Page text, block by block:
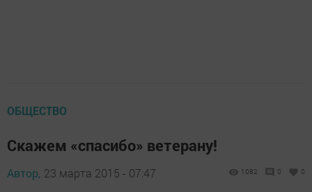
ОБЩЕСТВО
Скажем «спасибо» ветерану!
Автор, 23 марта 2015 - 07:47 1082 0 0